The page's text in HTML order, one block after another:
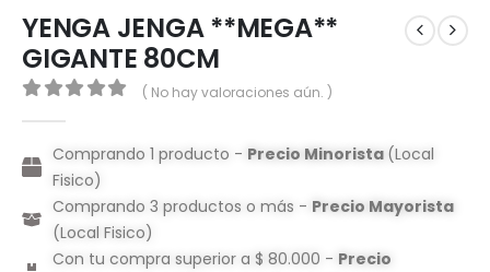
YENGA JENGA **MEGA**
GIGANTE 80CM
( No hay valoraciones aún. )
Comprando 1 producto - Precio Minorista (Local
Fisico)
Comprando 3 productos o más - Precio Mayorista
(Local Fisico)
Con tu compra superior a $ 80.000 - Precio